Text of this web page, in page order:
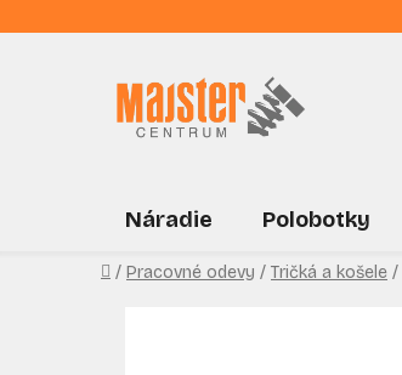
na
Náradie Polobotky
Domov
/ Pracovné odevy / Tričká a košele /